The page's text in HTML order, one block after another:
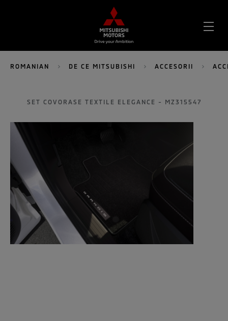
ROMANIAN DE CE MITSUBISHI ACCESORII
SET COVORASE TEXTILE ELEGANCE - MZ315547